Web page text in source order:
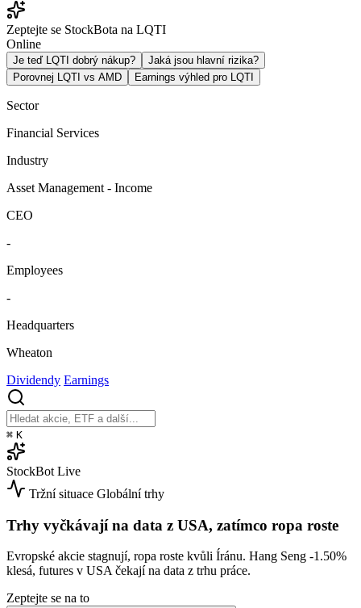
Zeptejte se StockBota na LQTI
Online
Je teď LQTI dobrý nákup?
Jaká jsou hlavní rizika?
Porovnej LQTI vs AMD
Earnings výhled pro LQTI
Sector
Financial Services
Industry
Asset Management - Income
CEO
-
Employees
-
Headquarters
Wheaton
Dividendy Earnings
⌘ K
StockBot Live
Tržní situace Globální trhy
Trhy vyčkávají na data z USA, zatímco ropa roste
Evropské akcie stagnují, ropa roste kvůli Íránu. Hang Seng -1.50%
klesá, futures v USA čekají na data z trhu práce.
Zeptejte se na to